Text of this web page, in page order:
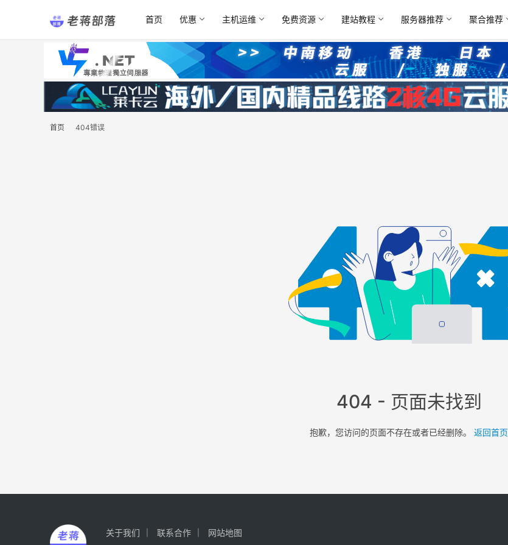
首页 优惠 主机运维 免费资源 建站教程 服务器推荐 聚合推荐
首页 404错误
404 - 页面未找到
抱歉，您访问的页面不存在或者已经删除。 返回首页
关于我们 联系合作 网站地图